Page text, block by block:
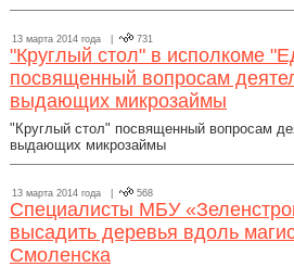
13 марта 2014 года | 731
"Круглый стол" в исполкоме
посвященный вопросам
выдающих микрозаймы
"Круглый стол" посвященный вопросам
выдающих микрозаймы
13 марта 2014 года | 568
Специалисты МБУ
высадить деревья вдоль
Смоленска